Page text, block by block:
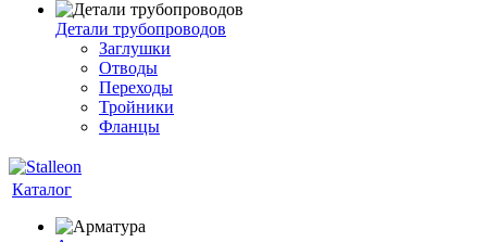
Детали трубопроводов
Заглушки
Отводы
Переходы
Тройники
Фланцы
Каталог